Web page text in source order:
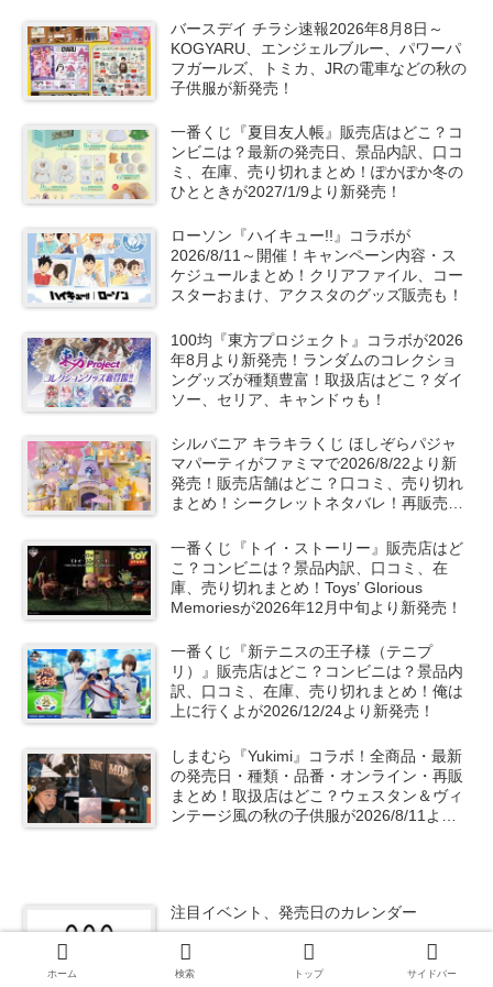
バースデイ チラシ速報2026年8月8日～
KOGYARU、エンジェルブルー、パワーパ
フガールズ、トミカ、JRの電車などの秋の
子供服が新発売！
一番くじ『夏目友人帳』販売店はどこ？コ
ンビニは？最新の発売日、景品内訳、口コ
ミ、在庫、売り切れまとめ！ぽかぽか冬の
ひとときが2027/1/9より新発売！
ローソン『ハイキュー!!』コラボが
2026/8/11～開催！キャンペーン内容・ス
ケジュールまとめ！クリアファイル、コー
スターおまけ、アクスタのグッズ販売も！
100均『東方プロジェクト』コラボが2026
年8月より新発売！ランダムのコレクショ
ングッズが種類豊富！取扱店はどこ？ダイ
ソー、セリア、キャンドゥも！
シルバニア キラキラくじ ほしぞらパジャ
マパーティがファミマで2026/8/22より新
発売！販売店舗はどこ？口コミ、売り切れ
まとめ！シークレットネタバレ！再販売
一番くじ『トイ・ストーリー』販売店はど
こ？コンビニは？景品内訳、口コミ、在
庫、売り切れまとめ！Toys’ Glorious
Memoriesが2026年12月中旬より新発売！
一番くじ『新テニスの王子様（テニプ
リ）』販売店はどこ？コンビニは？景品内
訳、口コミ、在庫、売り切れまとめ！俺は
上に行くよが2026/12/24より新発売！
しまむら『Yukimi』コラボ！全商品・最新
の発売日・種類・品番・オンライン・再販
まとめ！取扱店はどこ？ウェスタン＆ヴィ
ンテージ風の秋の子供服が2026/8/11より
注目イベント、発売日のカレンダー
ホーム 検索 トップ サイドバー